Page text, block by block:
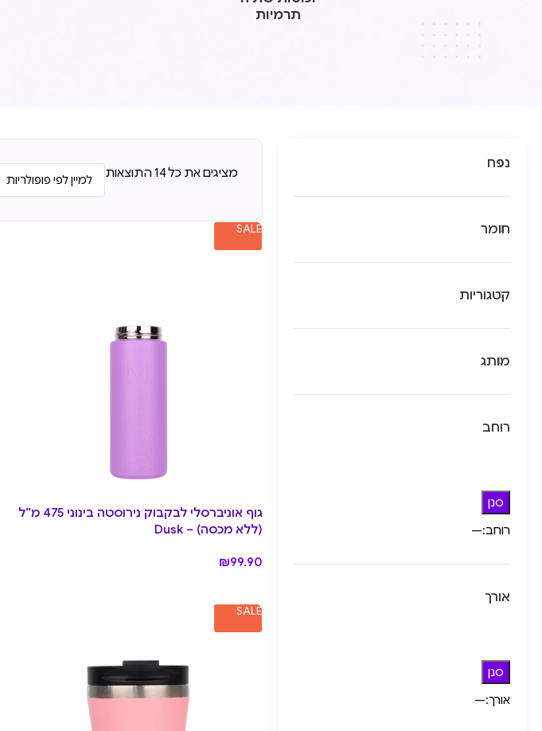
תרמיות
נפח
חומר
קטגוריות
מותג
רוחב
סנן
רוחב:—
אורך
סנן
אורך:—
מציגים את כל ⁦14⁩ התוצאות
SALE
גוף אוניברסלי לבקבוק נירוסטה בינוני 475 מ”ל
(ללא מכסה) – Dusk
₪99.90
SALE